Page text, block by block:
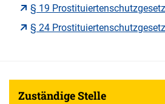
§ 19
§ 24
Zuständige Stelle